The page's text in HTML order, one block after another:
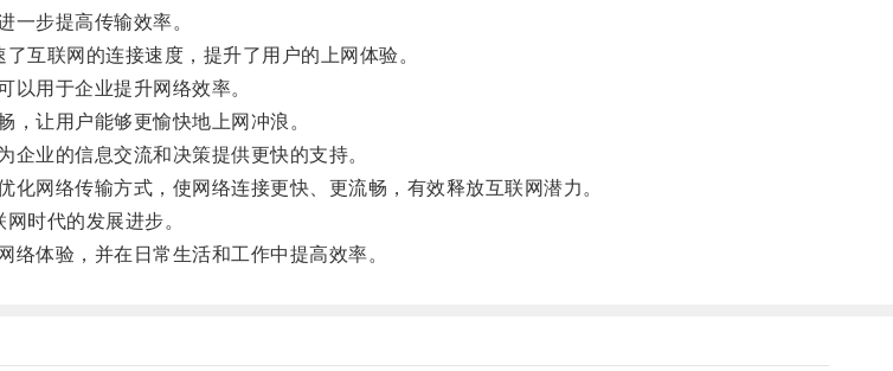
步提高传输效率。
联网的连接速度，提升了用户的上网体验。
用于企业提升网络效率。
让用户能够更愉快地上网冲浪。
业的信息交流和决策提供更快的支持。
络传输方式，使网络连接更快、更流畅，有效释放互联网潜力。
时代的发展进步。
体验，并在日常生活和工作中提高效率。